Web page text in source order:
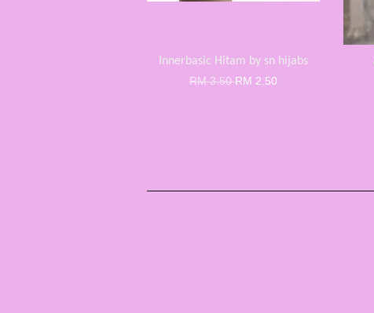
Innerbasic Hitam by sn hijabs
RM 3.50RM 2.50